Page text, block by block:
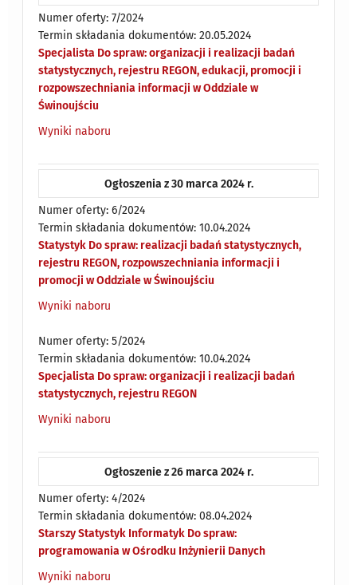
Numer oferty: 7/2024
Termin składania dokumentów: 20.05.2024
Specjalista Do spraw: organizacji i realizacji badań
statystycznych, rejestru REGON, edukacji, promocji i
rozpowszechniania informacji w Oddziale w
Świnoujściu
Wyniki naboru
Ogłoszenia z 30 marca 2024 r.
Numer oferty: 6/2024
Termin składania dokumentów: 10.04.2024
Statystyk Do spraw: realizacji badań statystycznych,
rejestru REGON, rozpowszechniania informacji i
promocji w Oddziale w Świnoujściu
Wyniki naboru
Numer oferty: 5/2024
Termin składania dokumentów: 10.04.2024
Specjalista Do spraw: organizacji i realizacji badań
statystycznych, rejestru REGON
Wyniki naboru
Ogłoszenie z 26 marca 2024 r.
Numer oferty: 4/2024
Termin składania dokumentów: 08.04.2024
Starszy Statystyk Informatyk Do spraw:
programowania w Ośrodku Inżynierii Danych
Wyniki naboru